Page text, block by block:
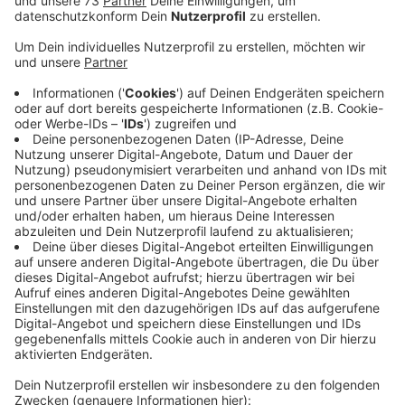
Anzeige
Das Unternehmen beschäftigt rund 850
Mitarbeiter
Anzeige
Der bisherige vorläufige Insolvenzverwalter Markus
Wischemeyer von der Kanzlei White & Case wurde zum
Insolvenzverwalter bestellt. Gigaset ist
zahlungsunfähig und nach eigenen Angaben seit
Oktober auf Investorensuche. Grund für die Probleme
seien unerwartete erhebliche Umsatzeinbrüche und
eine anhaltend schwache Nachfrage nach Gigaset-
Produkten in Deutschland und Europa